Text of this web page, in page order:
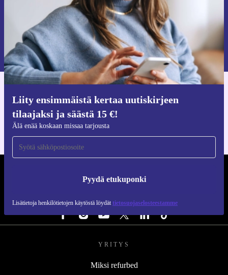
Liity ensimmäistä kertaa uutiskirjeen
tilaajaksi ja säästä 15 €!
Älä enää koskaan missaa tarjousta
Pyydä etukuponki
Lisätietoja henkilötietojen käytöstä löydät tietosuojaselosteestamme
Pyydä etukuponki
Lisätietoja henkilötietojen käytöstä löydättietosuojaselosteestamme.
iOS:lle ja Androidille
YRITYS
Miksi refurbed